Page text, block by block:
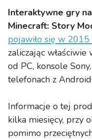
Interaktywne gry
Minecraft: Story
pojawiło się w
zaliczając
od PC, konsole
telefonach z
Informacje o tej
kilka miesięcy, przy
pomimo